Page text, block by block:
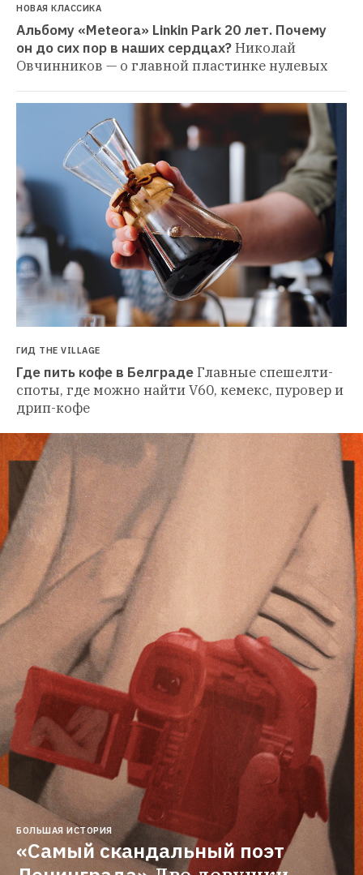
Где пить кофе в БелградеГлавные спешелти-
споты, где можно найти V60, кемекс, пуровер и дрип-
кофе
БОЛЬШАЯ ИСТОРИЯ
«Самый скандальный поэт
Ленинграда»Две девушки
заявляют, что Евгений Мякишев
применял к ним насилие и избивал.
Записали их рассказы